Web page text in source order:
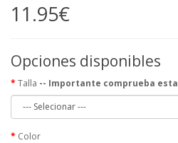
11.95€
Opciones disponibles
Talla -- Importante comprueba esta
Color